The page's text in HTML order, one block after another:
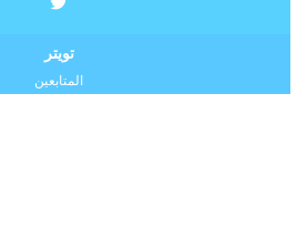
تويتر
المتابعين